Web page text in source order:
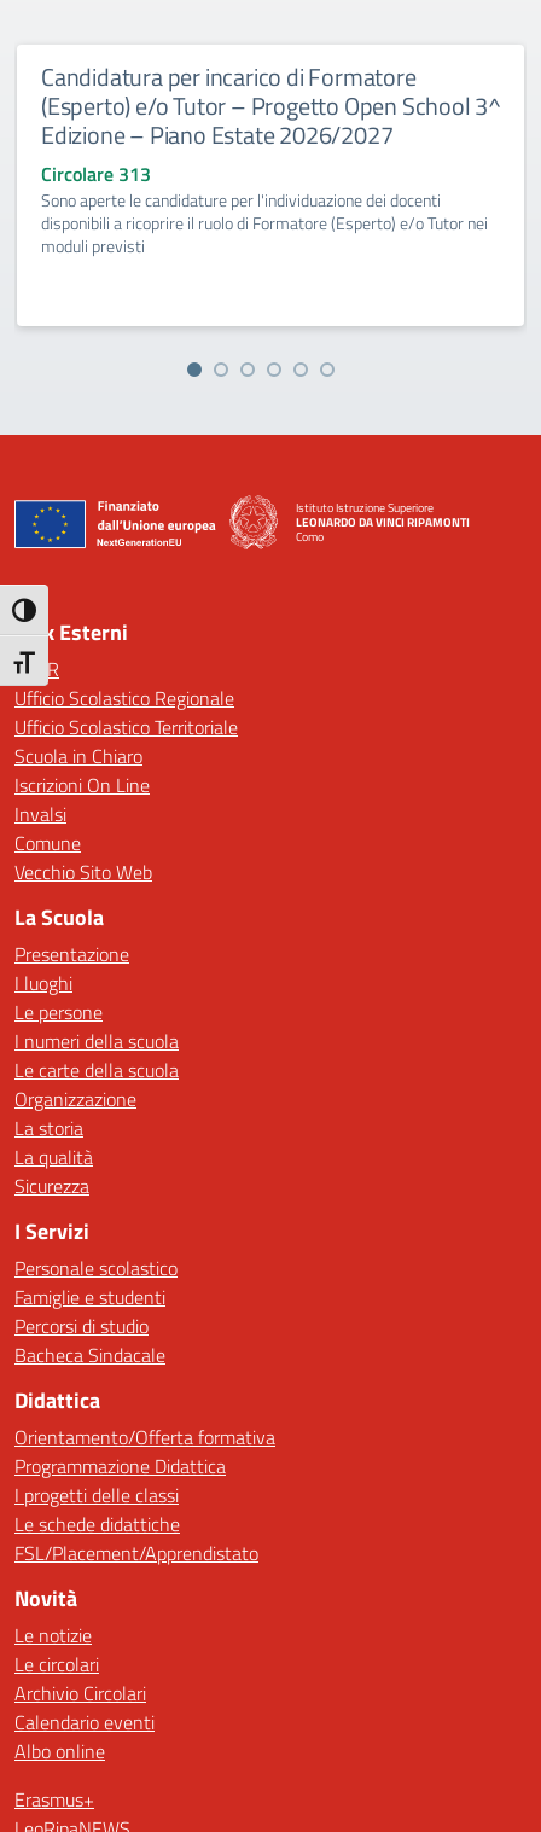
Attiva/disattiva alto contrasto
Attiva/disattiva dimensione testo
Candidatura per incarico di Formatore
(Esperto) e/o Tutor – Progetto Open School 3^
Edizione – Piano Estate 2026/2027
Circolare 313
Sono aperte le candidature per l'individuazione dei docenti
disponibili a ricoprire il ruolo di Formatore (Esperto) e/o Tutor nei
moduli previsti
Istituto Istruzione Superiore
LEONARDO DA VINCI RIPAMONTI
Como
Link Esterni
MIUR
Ufficio Scolastico Regionale
Ufficio Scolastico Territoriale
Scuola in Chiaro
Iscrizioni On Line
Invalsi
Comune
Vecchio Sito Web
La Scuola
Presentazione
I luoghi
Le persone
I numeri della scuola
Le carte della scuola
Organizzazione
La storia
La qualità
Sicurezza
I Servizi
Personale scolastico
Famiglie e studenti
Percorsi di studio
Bacheca Sindacale
Didattica
Orientamento/Offerta formativa
Programmazione Didattica
I progetti delle classi
Le schede didattiche
FSL/Placement/Apprendistato
Novità
Le notizie
Le circolari
Archivio Circolari
Calendario eventi
Albo online
Erasmus+